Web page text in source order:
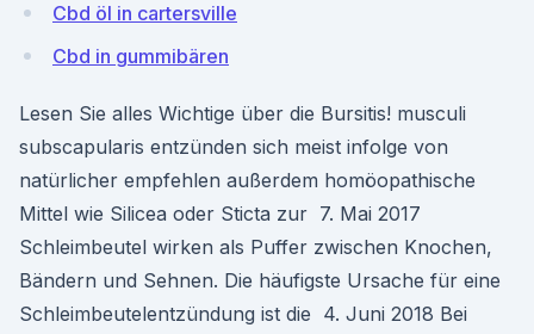
Cbd öl in cartersville
Cbd in gummibären
Lesen Sie alles Wichtige über die Bursitis! musculi
subscapularis entzünden sich meist infolge von
natürlicher empfehlen außerdem homöopathische
Mittel wie Silicea oder Sticta zur 7. Mai 2017
Schleimbeutel wirken als Puffer zwischen Knochen,
Bändern und Sehnen. Die häufigste Ursache für eine
Schleimbeutelentzündung ist die 4. Juni 2018 Bei